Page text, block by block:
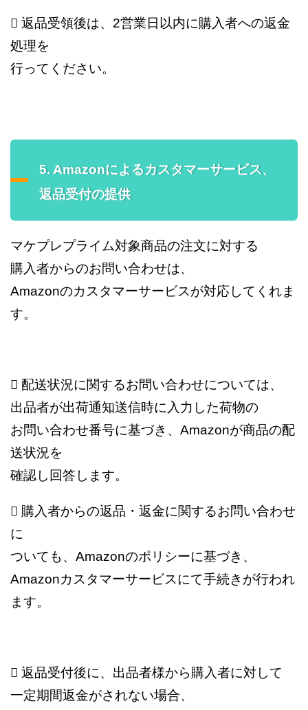
 返品受領後は、2営業日以内に購入者への返金
処理を
行ってください。
5. Amazonによるカスタマーサービス、
返品受付の提供
マケプレプライム対象商品の注文に対する
購入者からのお問い合わせは、
Amazonのカスタマーサービスが対応してくれま
す。
 配送状況に関するお問い合わせについては、
出品者が出荷通知送信時に入力した荷物の
お問い合わせ番号に基づき、Amazonが商品の配
送状況を
確認し回答します。
 購入者からの返品・返金に関するお問い合わせ
に
ついても、Amazonのポリシーに基づき、
Amazonカスタマーサービスにて手続きが行われ
ます。
 返品受付後に、出品者様から購入者に対して
一定期間返金がされない場合、